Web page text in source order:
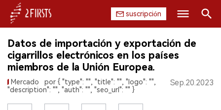
suscripción
INICIO
EMPRESA
Buscar
Datos de importación y exportación de
cigarrillos electrónicos en los países
miembros de la Unión Europea.
Mercado
por { "type": "", "title": "", "logo": "",
"description": "", "auth": "", "seo_url": "" }
Sep.20.2023